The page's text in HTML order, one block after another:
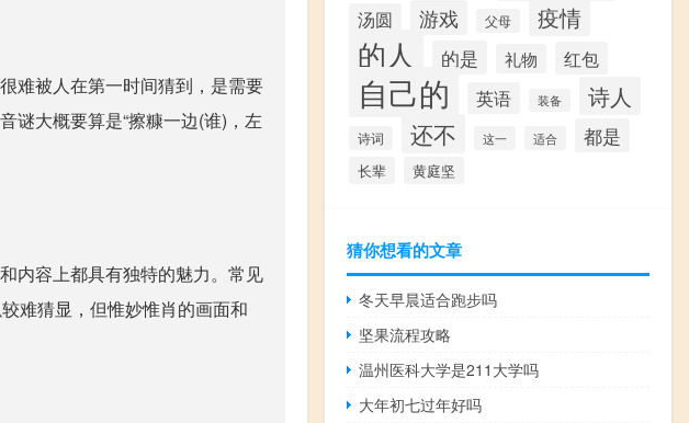
难被人在第一时间猜到，是需要
谜大概要算是“擦糠一边(谁)，左
内容上都具有独特的魅力。常见
难猜显，但惟妙惟肖的画面和
汤圆 游戏 父母 疫情
的人 的是 礼物 红包
自己的 英语 装备 诗人
诗词 还不 这一 适合 都是
长辈 黄庭坚
猜你想看的文章
冬天早晨适合跑步吗
坚果流程攻略
温州医科大学是211大学吗
大年初七过年好吗